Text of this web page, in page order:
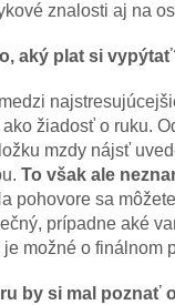
znalosti aj na
aký plat si
žiadosť o ruku.
mzdy nájsť
To však ale
pohovore sa
prípadne aké
možné o finálnom
by si mal poznať